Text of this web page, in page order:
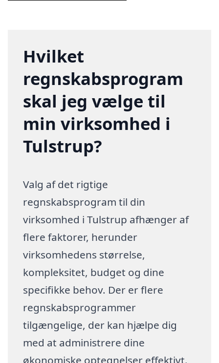
Hvilket
regnskabsprogram
skal jeg vælge til
min virksomhed i
Tulstrup?
Valg af det rigtige
regnskabsprogram til din
virksomhed i Tulstrup afhænger af
flere faktorer, herunder
virksomhedens størrelse,
kompleksitet, budget og dine
specifikke behov. Der er flere
regnskabsprogrammer
tilgængelige, der kan hjælpe dig
med at administrere dine
økonomiske optegnelser effektivt.